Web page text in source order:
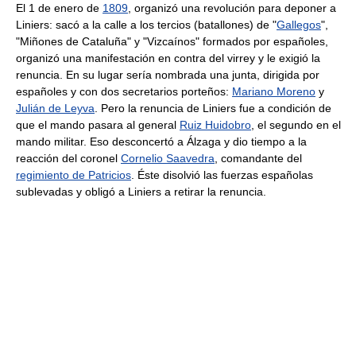
El 1 de enero de 1809 , organizó una revolución para deponer a
Liniers: sacó a la calle a los tercios (batallones) de "Gallegos",
"Miñones de Cataluña" y "Vizcaínos" formados por españoles,
organizó una manifestación en contra del virrey y le exigió la
renuncia. En su lugar sería nombrada una junta, dirigida por
españoles y con dos secretarios porteños: Mariano Moreno y
Julián de Leyva . Pero la renuncia de Liniers fue a condición de
que el mando pasara al general Ruiz Huidobro , el segundo en el
mando militar. Eso desconcertó a Álzaga y dio tiempo a la
reacción del coronel Cornelio Saavedra , comandante del
regimiento de Patricios . Éste disolvió las fuerzas españolas
sublevadas y obligó a Liniers a retirar la renuncia.